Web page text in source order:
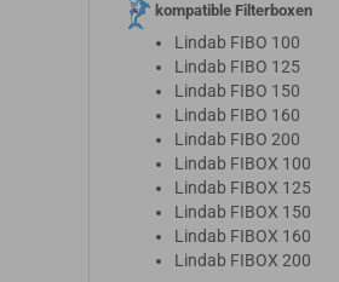
kompatible Filterboxen
Lindab FIBO 100
Lindab FIBO 125
Lindab FIBO 150
Lindab FIBO 160
Lindab FIBO 200
Lindab FIBOX 100
Lindab FIBOX 125
Lindab FIBOX 150
Lindab FIBOX 160
Lindab FIBOX 200